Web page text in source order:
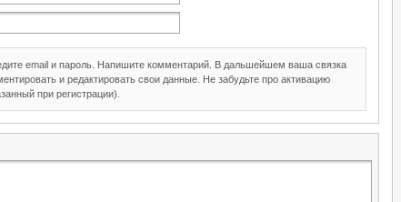
email и пароль. Напишите комментарий. В дальшейшем ваша связка
и редактировать свои данные. Не забудьте про активацию
при регистрации).